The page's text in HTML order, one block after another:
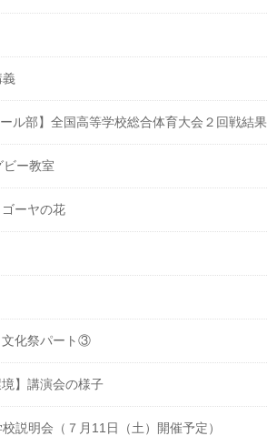
義
ール部】全国高等学校総合体育大会２回戦結果
ビー教室
ーヤの花
文化祭パート③
】講演会の様子
説明会（７月11日（土）開催予定）